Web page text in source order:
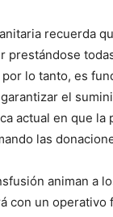
recuerda
prestándose
lo tanto, es
el
actual en que la
las
animan a
con un operativo